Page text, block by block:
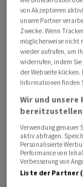
Wahlen für
kandidieren
Die
dem
ih, antreten.
hatte im April
Amtszeiten
Die Wahl im
komplizierten
von Akzeptieren
unsere Partner
Zwecke. Wenn
möglicherweise nicht
wieder aufrufen, um
widerrufen, indem
der Webseite klicken.
Informationen finden
Wir und
Verwendung
aktiv abfragen.
Personalisierte
Performance von
Verbesserung von
Liste der Partner